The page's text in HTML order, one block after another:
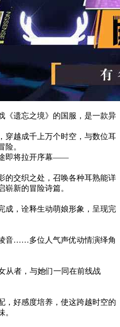
《遗忘之境》的国服，是一款异
穿越成千上万个时空，与数位耳
险。
即将拉开序幕——
的交织之处，召唤各种耳熟能详
崭新的冒险诗篇。
成，诠释生动萌娘形象，呈现完
音……多位人气声优动情演绎角
从者，与她们一同在前线战
，好感度培养，使这跨越时空的
。